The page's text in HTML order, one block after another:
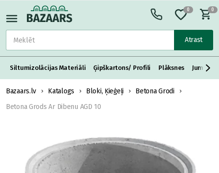
Atrast
0 0
Siltumizolācijas Materiāli Ģipškartons/ Profili Plāksnes Jumta
Bazaars.lv Katalogs Bloki, Ķieģeļi
Betona Grodi
Betona Grods Ar Dibenu AGD 10